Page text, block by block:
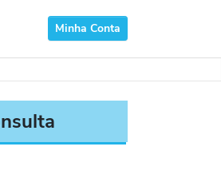
Minha Conta